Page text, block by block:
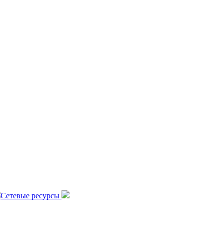
Сетевые ресурсы